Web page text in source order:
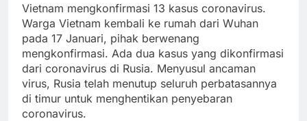
Vietnam mengkonfirmasi 13 kasus coronavirus.
Warga Vietnam kembali ke rumah dari Wuhan
pada 17 Januari, pihak berwenang
mengkonfirmasi. Ada dua kasus yang dikonfirmasi
dari coronavirus di Rusia. Menyusul ancaman
virus, Rusia telah menutup seluruh perbatasannya
di timur untuk menghentikan penyebaran
coronavirus.